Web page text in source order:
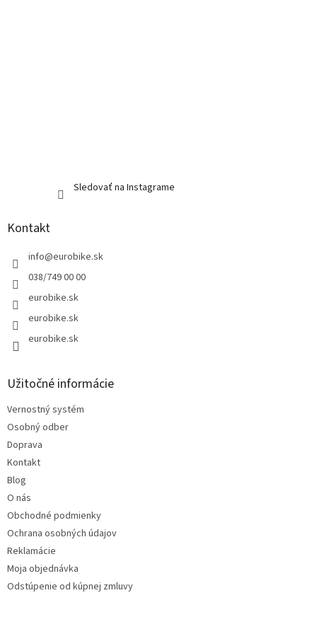
Sledovať na Instagrame
Kontakt
info@eurobike.sk
038/749 00 00
eurobike.sk
eurobike.sk
eurobike.sk
Užitočné informácie
Vernostný systém
Osobný odber
Doprava
Kontakt
Blog
O nás
Obchodné podmienky
Ochrana osobných údajov
Reklamácie
Moja objednávka
Odstúpenie od kúpnej zmluvy